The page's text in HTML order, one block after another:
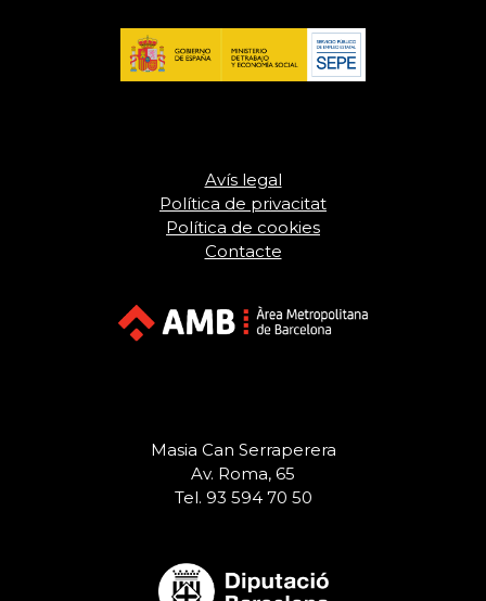
Avís legal
Política de privacitat
Política de cookies
Contacte
Masia Can Serraperera
Av. Roma, 65
Tel. 93 594 70 50